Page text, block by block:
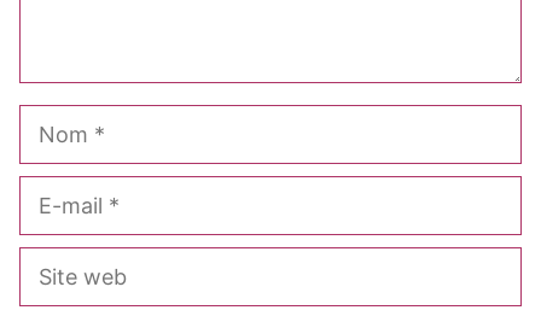
Site